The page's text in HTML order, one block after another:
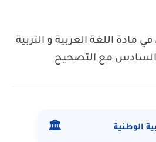
مادة اللغة العربية و التربية
السادس مع التصحيح
الوطنية 🏛️